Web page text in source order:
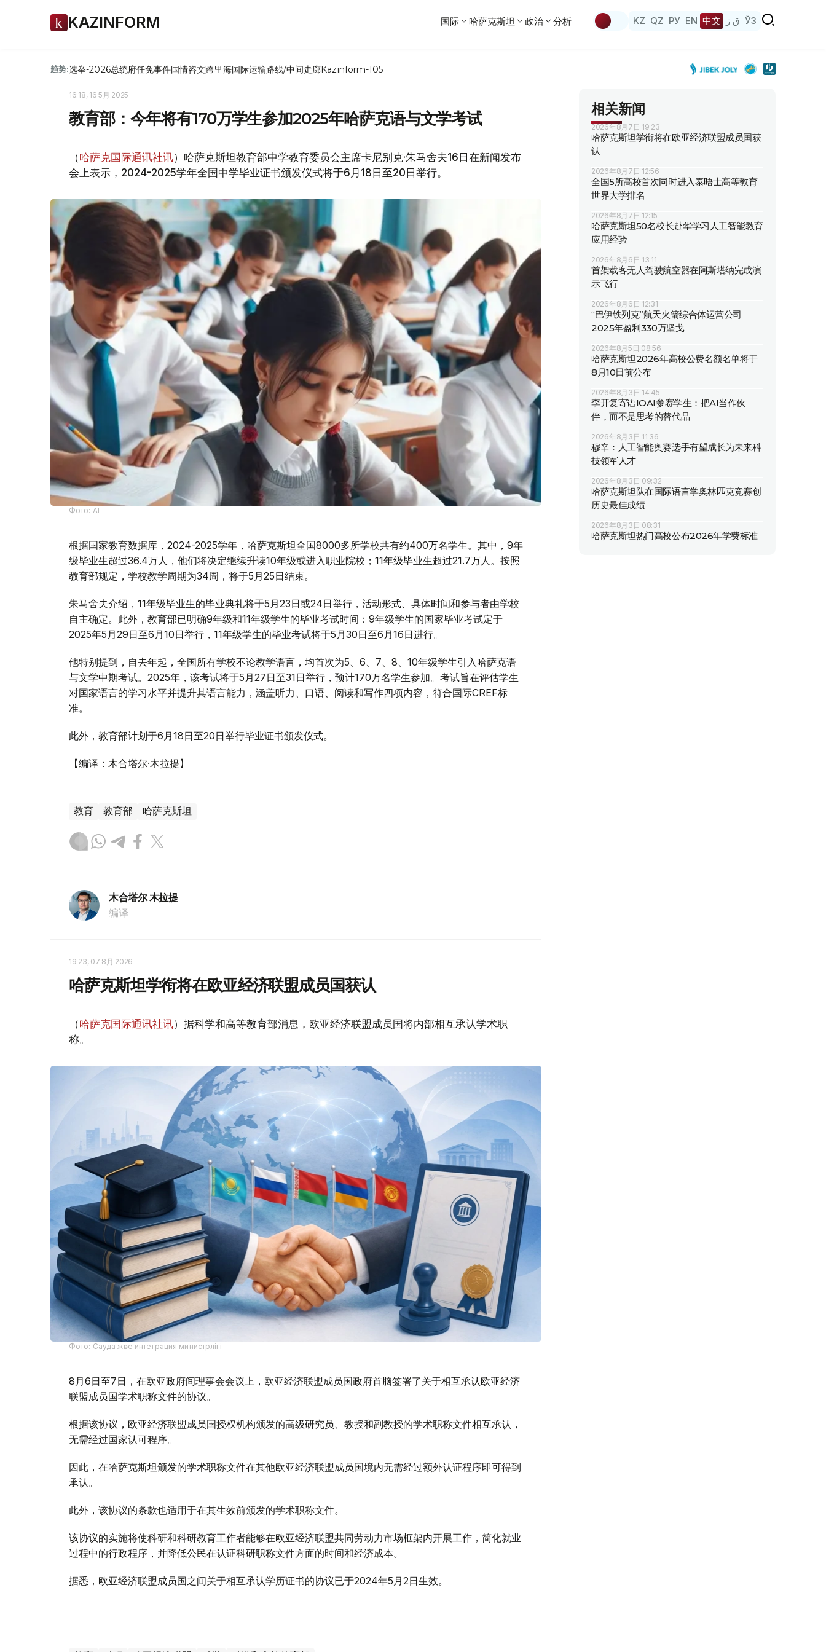
KAZINFORM 国际 哈萨克斯坦 政治 分析 KZ QZ РУ EN 中文 ق ز ЎЗ
趋势:选举-2026总统府任免事件国情咨文跨里海国际运输路线/中间走廊Kazinform-105
16:18, 16 5月 2025
教育部：今年将有170万学生参加2025年哈萨克语与文学考试
（哈萨克国际通讯社讯）哈萨克斯坦教育部中学教育委员会主席卡尼别克·朱马舍夫16日在新闻发布
会上表示，2024-2025学年全国中学毕业证书颁发仪式将于6月18日至20日举行。
Фото: AI
根据国家教育数据库，2024-2025学年，哈萨克斯坦全国8000多所学校共有约400万名学生。其中，9年
级毕业生超过36.4万人，他们将决定继续升读10年级或进入职业院校；11年级毕业生超过21.7万人。按照
教育部规定，学校教学周期为34周，将于5月25日结束。
朱马舍夫介绍，11年级毕业生的毕业典礼将于5月23日或24日举行，活动形式、具体时间和参与者由学校
自主确定。此外，教育部已明确9年级和11年级学生的毕业考试时间：9年级学生的国家毕业考试定于
2025年5月29日至6月10日举行，11年级学生的毕业考试将于5月30日至6月16日进行。
他特别提到，自去年起，全国所有学校不论教学语言，均首次为5、6、7、8、10年级学生引入哈萨克语
与文学中期考试。2025年，该考试将于5月27日至31日举行，预计170万名学生参加。考试旨在评估学生
对国家语言的学习水平并提升其语言能力，涵盖听力、口语、阅读和写作四项内容，符合国际CREF标
准。
此外，教育部计划于6月18日至20日举行毕业证书颁发仪式。
【编译：木合塔尔·木拉提】
教育 教育部 哈萨克斯坦
木合塔尔 木拉提
编译
19:23, 07 8月 2026
哈萨克斯坦学衔将在欧亚经济联盟成员国获认
（哈萨克国际通讯社讯）据科学和高等教育部消息，欧亚经济联盟成员国将内部相互承认学术职
称。
Фото: Сауда және интеграция министрлігі
8月6日至7日，在欧亚政府间理事会会议上，欧亚经济联盟成员国政府首脑签署了关于相互承认欧亚经济
联盟成员国学术职称文件的协议。
根据该协议，欧亚经济联盟成员国授权机构颁发的高级研究员、教授和副教授的学术职称文件相互承认，
无需经过国家认可程序。
因此，在哈萨克斯坦颁发的学术职称文件在其他欧亚经济联盟成员国境内无需经过额外认证程序即可得到
承认。
此外，该协议的条款也适用于在其生效前颁发的学术职称文件。
该协议的实施将使科研和科研教育工作者能够在欧亚经济联盟共同劳动力市场框架内开展工作，简化就业
过程中的行政程序，并降低公民在认证科研职称文件方面的时间和经济成本。
据悉，欧亚经济联盟成员国之间关于相互承认学历证书的协议已于2024年5月2日生效。
相关新闻
2026年8月7日 19:23
哈萨克斯坦学衔将在欧亚经济联盟成员国获
认
2026年8月7日 12:56
全国5所高校首次同时进入泰晤士高等教育
世界大学排名
2026年8月7日 12:15
哈萨克斯坦50名校长赴华学习人工智能教育
应用经验
2026年8月6日 13:11
首架载客无人驾驶航空器在阿斯塔纳完成演
示飞行
2026年8月6日 12:31
“巴伊铁列克”航天火箭综合体运营公司
2025年盈利330万坚戈
2026年8月5日 08:56
哈萨克斯坦2026年高校公费名额名单将于
8月10日前公布
2026年8月3日 14:45
李开复寄语IOAI参赛学生：把AI当作伙
伴，而不是思考的替代品
2026年8月3日 11:36
穆辛：人工智能奥赛选手有望成长为未来科
技领军人才
2026年8月3日 09:32
哈萨克斯坦队在国际语言学奥林匹克竞赛创
历史最佳成绩
2026年8月3日 08:31
哈萨克斯坦热门高校公布2026年学费标准